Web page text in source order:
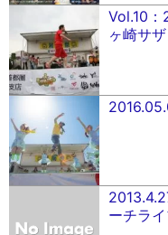
Vol.10
ヶ崎サ
ーチラ